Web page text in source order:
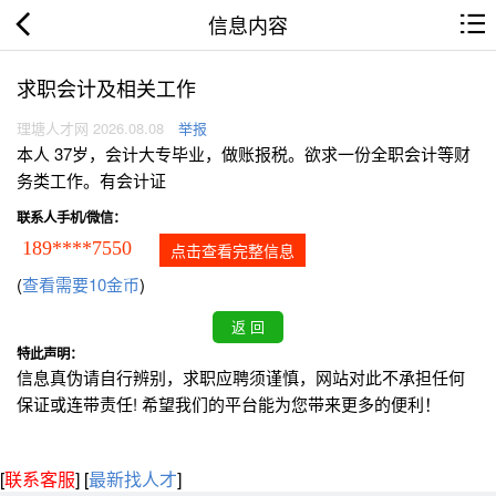
信息内容
求职会计及相关工作
理塘人才网 2026.08.08 举报
本人 37岁，会计大专毕业，做账报税。欲求一份全职会计等财
务类工作。有会计证
联系人手机/微信：
189****7550 点击查看完整信息
(查看需要10金币)
特此声明：
信息真伪请自行辨别，求职应聘须谨慎，网站对此不承担任何
保证或连带责任! 希望我们的平台能为您带来更多的便利！
[联系客服] [最新找人才]